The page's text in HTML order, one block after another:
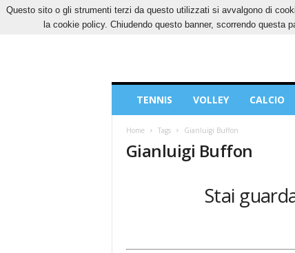
VENERDÌ, 7 AGOSTO 2026 CONTATTI
Sport
TENNIS VOLLEY CALCIO
Home Tags Gianluigi Buffon
Gianluigi Buffon
Stai
Questo sito o gli strumenti terzi da questo utilizzati si avvalgono di
la cookie policy. Chiudendo questo banner, scorrendo